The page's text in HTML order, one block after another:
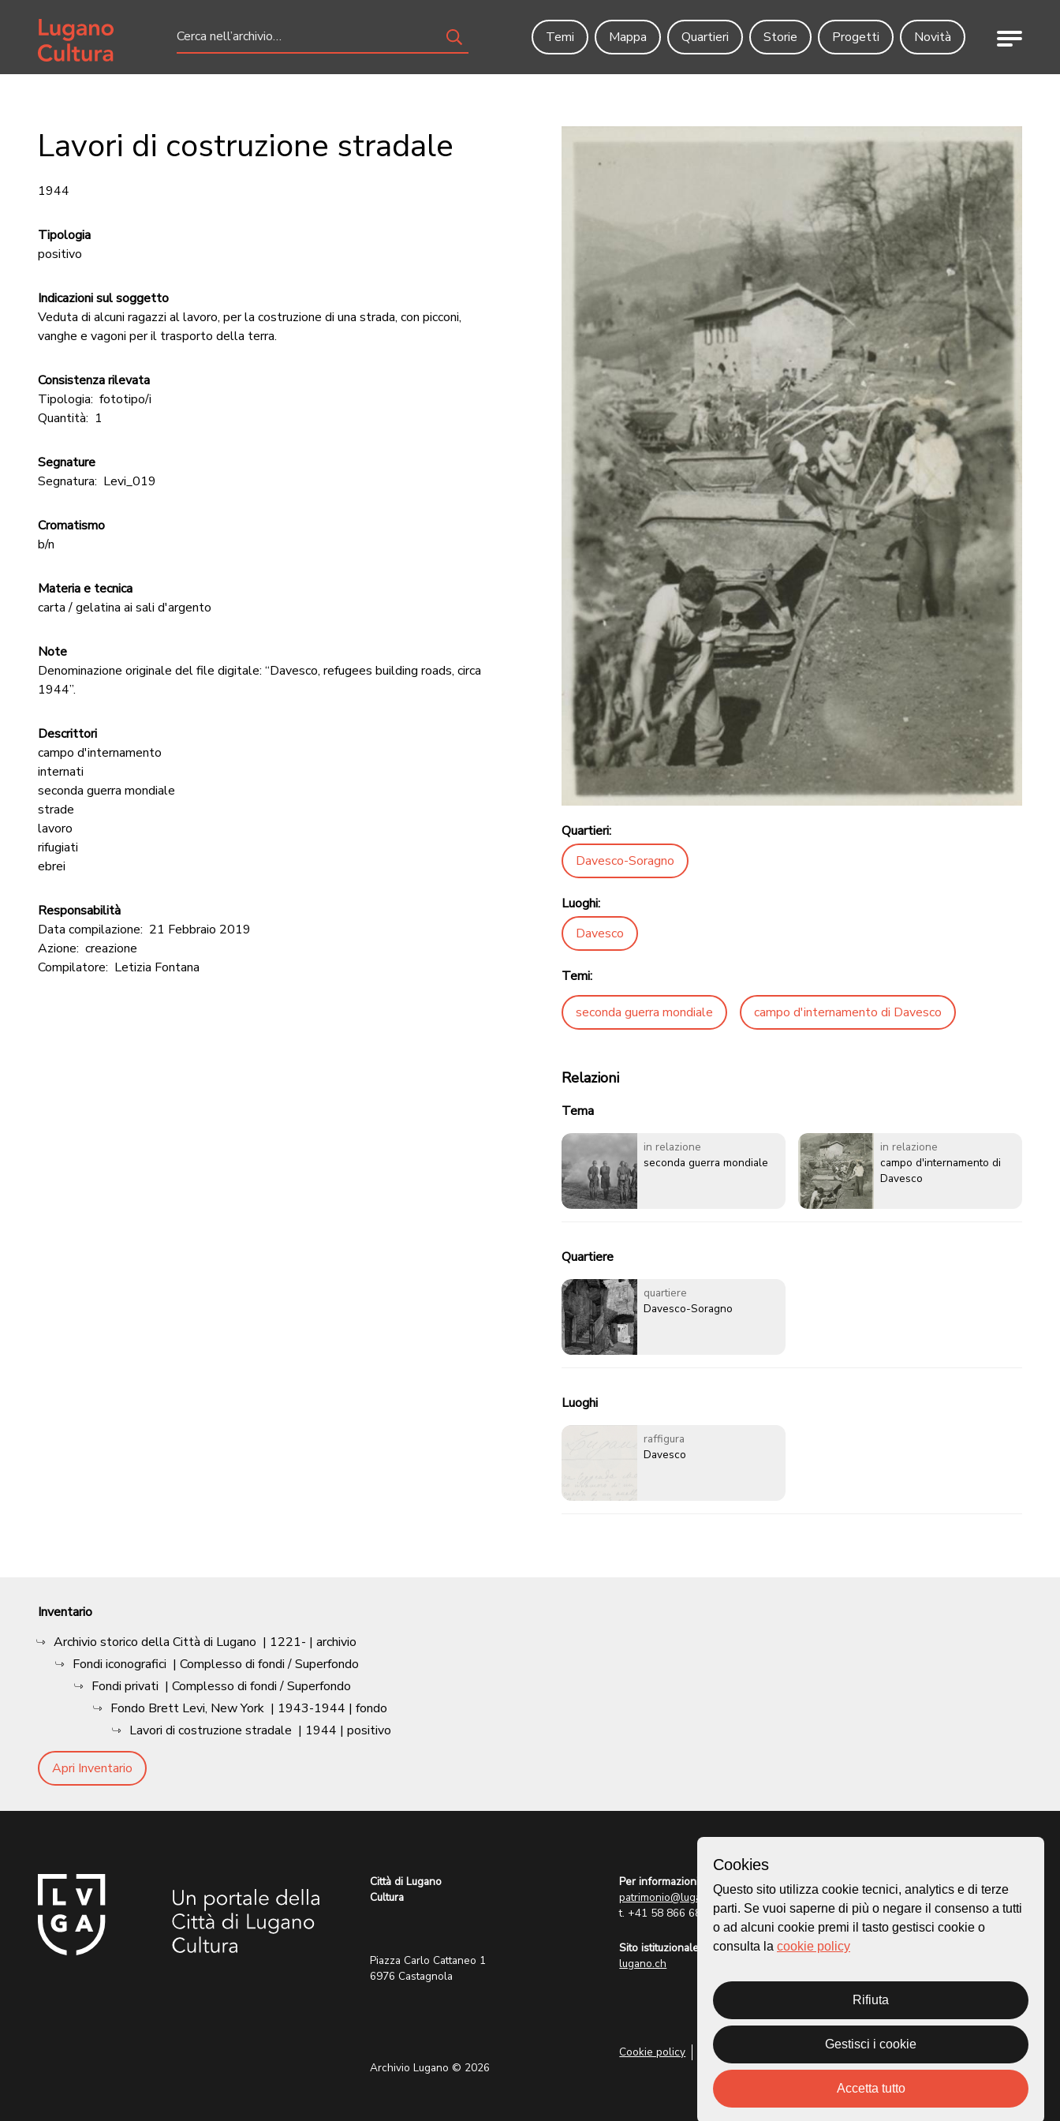
Home page
Temi
Mappa Quartieri Storie Progetti Novità Menu
Lavori di costruzione stradale
1944
Tipologia
positivo
Indicazioni sul soggetto
Veduta di alcuni ragazzi al lavoro, per la costruzione di una strada, con picconi,
vanghe e vagoni per il trasporto della terra.
Consistenza rilevata
Tipologia: fototipo/i
Quantità: 1
Segnature
Segnatura: Levi_019
Cromatismo
b/n
Materia e tecnica
carta / gelatina ai sali d'argento
Note
Denominazione originale del file digitale: “Davesco, refugees building roads, circa
1944”.
Descrittori
campo d'internamento
internati
seconda guerra mondiale
strade
lavoro
rifugiati
ebrei
Responsabilità
Data compilazione: 21 Febbraio 2019
Azione: creazione
Compilatore: Letizia Fontana
Quartieri:
Davesco-Soragno
Luoghi:
Davesco
Temi:
seconda guerra mondiale campo d'internamento di Davesco
Relazioni
Tema
in relazione
seconda guerra mondiale
in relazione
campo d'internamento di
Davesco
Quartiere
quartiere
Davesco-Soragno
Luoghi
raffigura
Davesco
Inventario
Archivio storico della Città di Lugano | 1221- | archivio
Fondi iconografici | Complesso di fondi / Superfondo
Fondi privati | Complesso di fondi / Superfondo
Fondo Brett Levi, New York | 1943-1944 | fondo
Lavori di costruzione stradale | 1944 | positivo
Apri Inventario
Città di Lugano
Cultura
Piazza Carlo Cattaneo 1
6976 Castagnola
Archivio Lugano © 2026
Per informazioni:
patrimonio@lugano.ch
t. +41 58 866 68 50
Sito istituzionale:
lugano.ch
Cookie policy Privacy Policy
Homepage
Mappa
Storie
Cookies
Questo sito utilizza cookie tecnici, analytics e di terze
parti. Se vuoi saperne di più o negare il consenso a tutti
o ad alcuni cookie premi il tasto gestisci cookie o
consulta la cookie policy
Rifiuta
Gestisci i cookie
Accetta tutto